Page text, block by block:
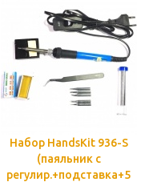
Набор HandsKit 936-S
(паяльник с
регулир.+подставка+5